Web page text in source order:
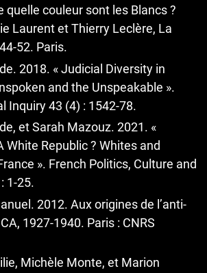
quelle couleur sont les Blancs ?
Laurent et Thierry Leclère, La
52. Paris.
2018. « Judicial Diversity in
and the Unspeakable ».
Inquiry 43 (4) : 1542-78.
et Sarah Mazouz. 2021. «
White Republic ? Whites and
». French Politics, Culture and
1-25.
2012. Aux origines de l’anti-
1927-1940. Paris : CNRS
Michèle Monte, et Marion